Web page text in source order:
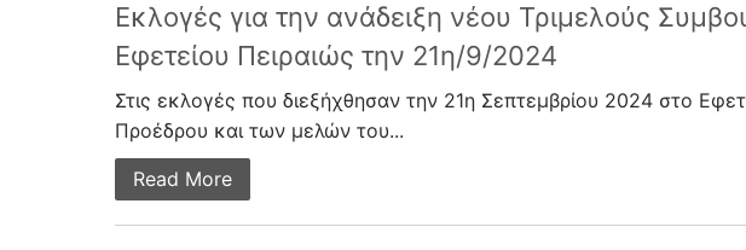
Εκλογές για την ανάδειξη νέου Τριμελούς
Εφετείου Πειραιώς την 21η/9/2024
Στις εκλογές που διεξήχθησαν την 21η Σεπτεμβρίου 2024 στο
Προέδρου και των μελών του...
Read More